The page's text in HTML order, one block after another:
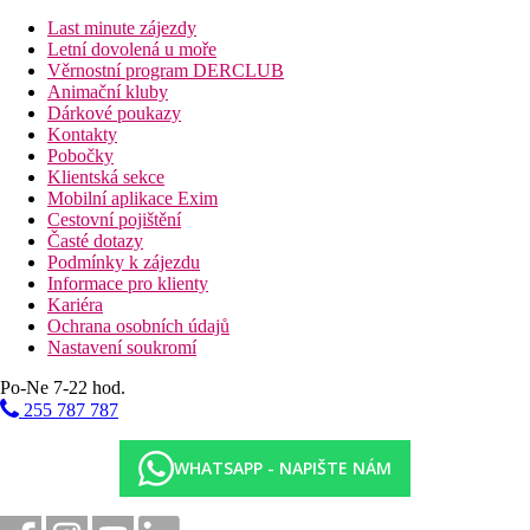
Zdarma:
windsurfing, kajaky, šnorchlování, stolní tenis,
plážový volejbal, tenis (míčky za poplatek), horská kola,
fitness centrum.
Za poplatek:potápění, rybaření, v blízkosti hotelu se
nachází 18jamkové golfové hřiště.
Děti
TamTam dětský klub (3–12 let).
Studio 17 klub pro teenagery 12-17 let.
Stravování
All Inclusive:
Snídaně formou bufetu
Oběd a večeře formou bufetu nebo menu
Odpolední čaj
Neomezená konzumace rozlévaných nealkoholických
nápojů a místních i vybraných importovaných
alkoholických nápojů
Zvláštnosti
Diskotéka v hotelu.
http://www.tamassaresort.com
Last minute zájezdy
Letní dovolená u moře
Věrnostní program DERCLUB
Animační kluby
Dárkové poukazy
Kontakty
Pobočky
Klientská sekce
Mobilní aplikace Exim
Cestovní pojištění
Časté dotazy
Podmínky k zájezdu
Informace pro klienty
Kariéra
Ochrana osobních údajů
Nastavení soukromí
Po-Ne 7-22 hod.
255 787 787
WHATSAPP - NAPIŠTE NÁM